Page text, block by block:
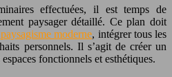
effectuées, il est temps de
paysager détaillé. Ce plan doit
moderne, intégrer tous les
personnels. Il s’agit de créer un
espaces fonctionnels et esthétiques.